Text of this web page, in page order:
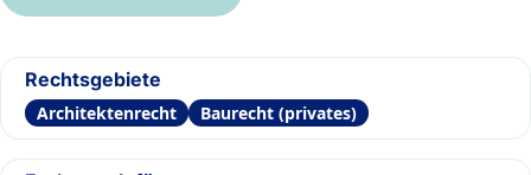
Rechtsgebiete
Architektenrecht Baurecht (privates)